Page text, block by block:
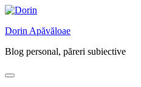
Skip
content
Dorin Apăvăloae
Blog personal, păreri subiective